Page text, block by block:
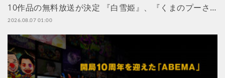
10作品の無料放送が決定 『白雪姫』、『くまのプーさ…
2026.08.07 01:00